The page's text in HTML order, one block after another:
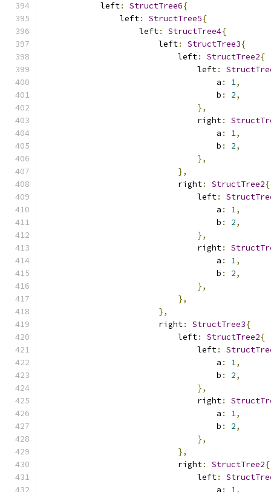
            left
: StructTree6{
                left
: StructTree5{
                    left
: StructTree4{
                        left
: StructTree3{
                            left
: StructTree2{
                                left
:
                                    a
: 1,
                                    b
: 2,
},
                                right
:
                                    a
: 1,
                                    b
: 2,
},
},
                            right
: StructTree2{
                                left
:
                                    a
: 1,
                                    b
: 2,
},
                                right
:
                                    a
: 1,
                                    b
: 2,
},
},
},
                        right
: StructTree3{
                            left
: StructTree2{
                                left
:
                                    a
: 1,
                                    b
: 2,
},
                                right
:
                                    a
: 1,
                                    b
: 2,
},
},
                            right
: StructTree2{
                                left
:
                                    a
: 1,